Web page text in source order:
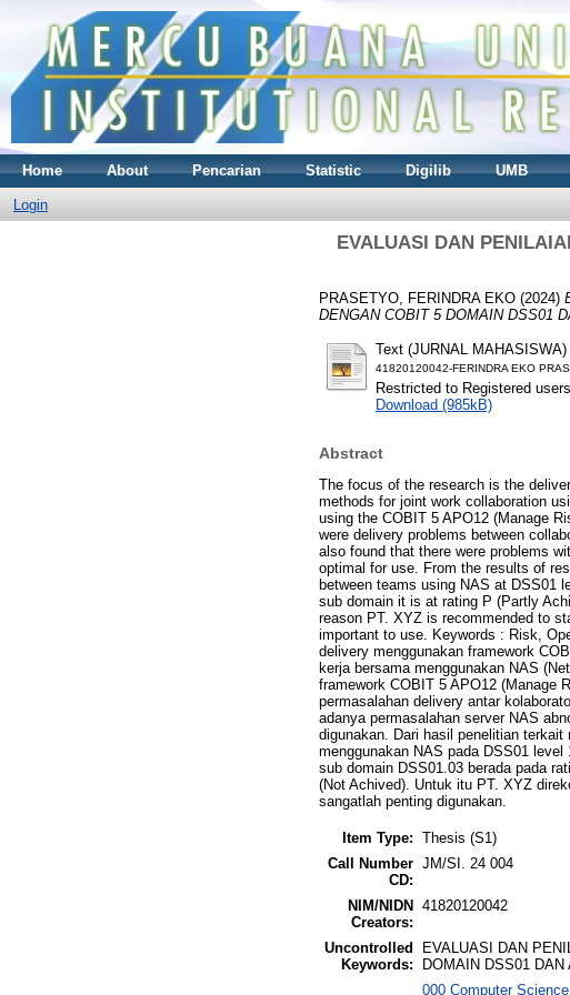
Home About Pencarian Statistic Digilib UMB
Login
EVALUASI DAN
PRASETYO, FERINDRA EKO (2024)
DENGAN COBIT 5 DOMAIN DSS01
Text (JURNAL MAHASISWA)
41820120042-FERINDRA EKO
Restricted to Registered
Download (985kB)
Abstract
The focus of the research is the
methods for joint work collaboration
using the COBIT 5 APO12 (Manage
were delivery problems between
also found that there were problems
optimal for use. From the results of
between teams using NAS at DSS01
sub domain it is at rating P (Partly
reason PT. XYZ is recommended to
important to use. Keywords : Risk,
delivery menggunakan framework
kerja bersama menggunakan NAS
framework COBIT 5 APO12 (Manage
permasalahan delivery antar
adanya permasalahan server NAS
digunakan. Dari hasil penelitian
menggunakan NAS pada DSS01
sub domain DSS01.03 berada pada
(Not Achived). Untuk itu PT. XYZ
sangatlah penting digunakan.
Item Type: Thesis (S1)
Call Number
CD:
JM/SI. 24 004
NIM/NIDN
Creators:
41820120042
Uncontrolled
Keywords:
EVALUASI DAN
DOMAIN DSS01 DAN
000 Computer